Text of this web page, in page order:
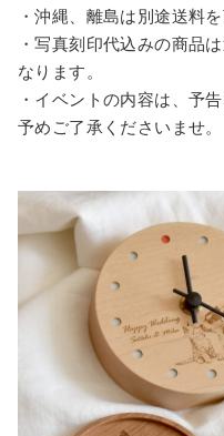
・沖縄、離島は別途送料を
・写真刻印代込みの商品
なります。
・イベントの内容は、予
予めご了承くださいませ。